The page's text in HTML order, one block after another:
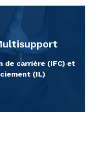
de carrière (IFC) et
(IL)